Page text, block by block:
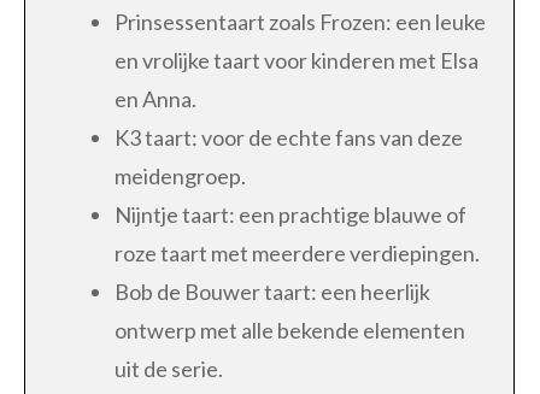
Prinsessentaart zoals Frozen: een leuke
en vrolijke taart voor kinderen met Elsa
en Anna.
K3 taart: voor de echte fans van deze
meidengroep.
Nijntje taart: een prachtige blauwe of
roze taart met meerdere verdiepingen.
Bob de Bouwer taart: een heerlijk
ontwerp met alle bekende elementen
uit de serie.